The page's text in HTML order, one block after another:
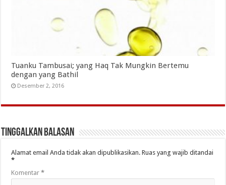
Tuanku Tambusai; yang Haq Tak Mungkin Bertemu
dengan yang Bathil
Desember 2, 2016
Tinggalkan Balasan
Alamat email Anda tidak akan dipublikasikan. Ruas yang wajib ditandai
*
Komentar*